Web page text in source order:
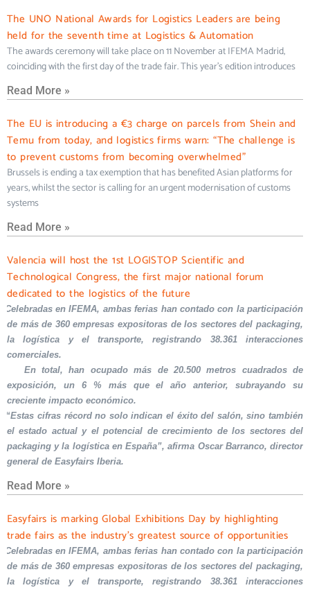
The UNO National Awards for Logistics Leaders are being
held for the seventh time at Logistics & Automation
The awards ceremony will take place on 11 November at IFEMA Madrid,
coinciding with the first day of the trade fair. This year’s edition introduces
Read More »
The EU is introducing a €3 charge on parcels from Shein and
Temu from today, and logistics firms warn: “The challenge is
to prevent customs from becoming overwhelmed”
Brussels is ending a tax exemption that has benefited Asian platforms for
years, whilst the sector is calling for an urgent modernisation of customs
systems
Read More »
Valencia will host the 1st LOGISTOP Scientific and
Technological Congress, the first major national forum
dedicated to the logistics of the future
Celebradas en IFEMA, ambas ferias han contado con la participación
de más de 360 empresas expositoras de los sectores del packaging,
la logística y el transporte, registrando 38.361 interacciones
comerciales.
En total, han ocupado más de 20.500 metros cuadrados de
exposición, un 6 % más que el año anterior, subrayando su
creciente impacto económico.
“Estas cifras récord no solo indican el éxito del salón, sino también
el estado actual y el potencial de crecimiento de los sectores del
packaging y la logística en España”, afirma Oscar Barranco, director
general de Easyfairs Iberia.
Read More »
Easyfairs is marking Global Exhibitions Day by highlighting
trade fairs as the industry’s greatest source of opportunities
Celebradas en IFEMA, ambas ferias han contado con la participación
de más de 360 empresas expositoras de los sectores del packaging,
la logística y el transporte, registrando 38.361 interacciones